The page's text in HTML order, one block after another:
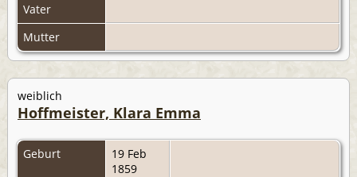
Vater
Mutter
weiblich
Hoffmeister, Klara Emma
Geburt
19 Feb
1859